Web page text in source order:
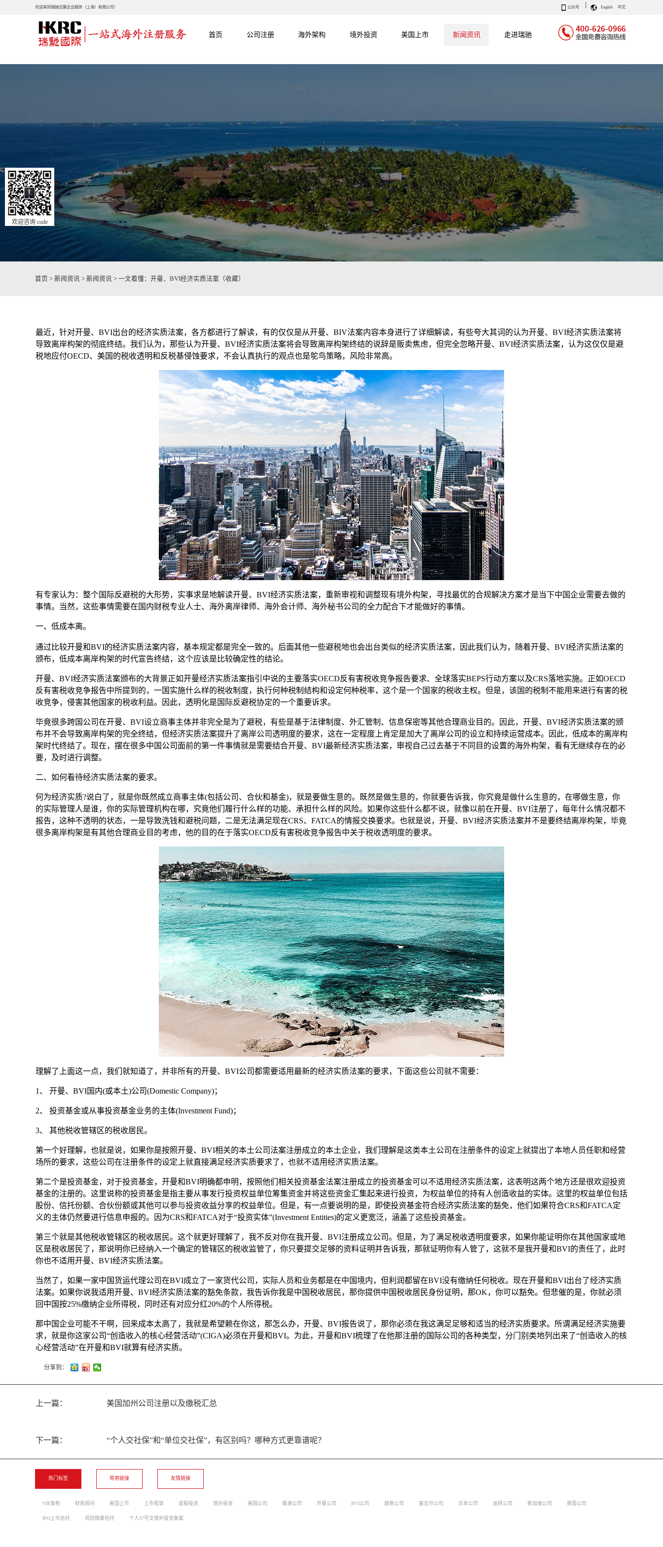
欢迎来到瑞驰达客企业服务（上海）有限公司! 公众号 English 中文
首页 公司注册 海外架构 境外投资 美国上市 新闻资讯 走进瑞驰
首页 > 新闻资讯 > 新闻资讯 > 一文看懂：开曼、BVI经济实质法案（收藏）
最近，针对开曼、BVI出台的经济实质法案，各方都进行了解读，有的仅仅是从开曼、BIV法案内容本身进行了详细解读，有些夸大其词的认为开曼、BVI经济实质法案将
导致离岸构架的彻底终结。我们认为，那些认为开曼、BVI经济实质法案将会导致离岸构架终结的说辞是贩卖焦虑，但完全忽略开曼、BVI经济实质法案，认为这仅仅是避
税地应付OECD、美国的税收透明和反税基侵蚀要求，不会认真执行的观点也是鸵鸟策略，风险非常高。
有专家认为：整个国际反避税的大形势，实事求是地解读开曼、BVI经济实质法案，重新审视和调整现有境外构架，寻找最优的合规解决方案才是当下中国企业需要去做的
事情。当然，这些事情需要在国内财税专业人士、海外离岸律师、海外会计师、海外秘书公司的全力配合下才能做好的事情。
一、低成本离。
通过比较开曼和BVI的经济实质法案内容，基本规定都是完全一致的。后面其他一些避税地也会出台类似的经济实质法案，因此我们认为，随着开曼、BVI经济实质法案的
颁布，低成本离岸构架的时代宣告终结，这个应该是比较确定性的结论。
开曼、BVI经济实质法案颁布的大背景正如开曼经济实质法案指引中说的主要落实OECD反有害税收竞争报告要求、全球落实BEPS行动方案以及CRS落地实施。正如OECD
反有害税收竞争报告中所提到的，一国实施什么样的税收制度，执行何种税制结构和设定何种税率，这个是一个国家的税收主权。但是，该国的税制不能用来进行有害的税
收竞争，侵害其他国家的税收利益。因此，透明化是国际反避税协定的一个重要诉求。
毕竟很多跨国公司在开曼、BVI设立商事主体并非完全是为了避税，有些是基于法律制度、外汇管制、信息保密等其他合理商业目的。因此，开曼、BVI经济实质法案的颁
布并不会导致离岸构架的完全终结，但经济实质法案提升了离岸公司透明度的要求，这在一定程度上肯定是加大了离岸公司的设立和持续运营成本。因此，低成本的离岸构
架时代终结了。现在，摆在很多中国公司面前的第一件事情就是需要结合开曼、BVI最新经济实质法案，审视自己过去基于不同目的设置的海外构架，看有无继续存在的必
要，及时进行调整。
二、如何看待经济实质法案的要求。
何为经济实质?说白了，就是你既然成立商事主体(包括公司、合伙和基金)，就是要做生意的。既然是做生意的，你就要告诉我，你究竟是做什么生意的，在哪做生意，你
的实际管理人是谁，你的实际管理机构在哪，究竟他们履行什么样的功能、承担什么样的风险。如果你这些什么都不说，就像以前在开曼、BVI注册了，每年什么情况都不
报告，这种不透明的状态，一是导致洗钱和避税问题，二是无法满足现在CRS、FATCA的情报交换要求。也就是说，开曼、BVI经济实质法案并不是要终结离岸构架，毕竟
很多离岸构架是有其他合理商业目的考虑，他的目的在于落实OECD反有害税收竞争报告中关于税收透明度的要求。
理解了上面这一点，我们就知道了，并非所有的开曼、BVI公司都需要适用最新的经济实质法案的要求，下面这些公司就不需要：
1、 开曼、BVI国内(或本土)公司(Domestic Company)；
2、 投资基金或从事投资基金业务的主体(Investment Fund)；
3、 其他税收管辖区的税收居民。
第一个好理解，也就是说，如果你是按照开曼、BVI相关的本土公司法案注册成立的本土企业，我们理解是这类本土公司在注册条件的设定上就提出了本地人员任职和经营
场所的要求，这些公司在注册条件的设定上就直接满足经济实质要求了，也就不适用经济实质法案。
第二个是投资基金，对于投资基金，开曼和BVI明确都申明，按照他们相关投资基金法案注册成立的投资基金可以不适用经济实质法案，这表明这两个地方还是很欢迎投资
基金的注册的。这里说称的投资基金是指主要从事发行投资权益单位筹集资金并将这些资金汇集起来进行投资，为权益单位的持有人创造收益的实体。这里的权益单位包括
股份、信托份额、合伙份额或其他可以参与投资收益分享的权益单位。但是，有一点要说明的是，即使投资基金符合经济实质法案的豁免，他们如果符合CRS和FATCA定
义的主体仍然要进行信息申报的。因为CRS和FATCA对于“投资实体”(Investment Entities)的定义更宽泛，涵盖了这些投资基金。
第三个就是其他税收管辖区的税收居民。这个就更好理解了，我不反对你在我开曼、BVI注册成立公司。但是，为了满足税收透明度要求，如果你能证明你在其他国家或地
区是税收居民了，那说明你已经纳入一个确定的管辖区的税收监管了，你只要提交足够的资料证明并告诉我，那就证明你有人管了，这就不是我开曼和BVI的责任了，此时
你也不适用开曼、BVI经济实质法案。
当然了，如果一家中国货运代理公司在BVI成立了一家货代公司，实际人员和业务都是在中国境内，但利润都留在BVI没有缴纳任何税收。现在开曼和BVI出台了经济实质
法案。如果你说我适用开曼、BVI经济实质法案的豁免条款，我告诉你我是中国税收居民，那你提供中国税收居民身份证明，那OK，你可以豁免。但悲催的是，你就必须
回中国按25%缴纳企业所得税，同时还有对应分红20%的个人所得税。
那中国企业可能不干啊，回来成本太高了，我就是希望赖在你这，那怎么办，开曼、BVI报告说了，那你必须在我这满足足够和适当的经济实质要求。所谓满足经济实施要
求，就是你这家公司“创造收入的核心经营活动”(CIGA)必须在开曼和BVI。为此，开曼和BVI梳理了在他那注册的国际公司的各种类型，分门别类地列出来了“创造收入的核
心经营活动”在开曼和BVI就算有经济实质。
分享到：
上一篇： 美国加州公司注册以及缴税汇总
下一篇： “个人交社保”和“单位交社保”，有区别吗？哪种方式更靠谱呢？
热门标签
VIE架构 财务顾问 美国上市 上市框架 返程投资 境外投资 美国公司 香港公司 开曼公司 BVI公司 越南公司 塞舌尔公司 日本公司 迪拜公司 新加坡公司 英国公司
IPO上市信托 风险隔离信托 个人37号文境外投资备案
常用链接 友情链接
欢迎咨询 code